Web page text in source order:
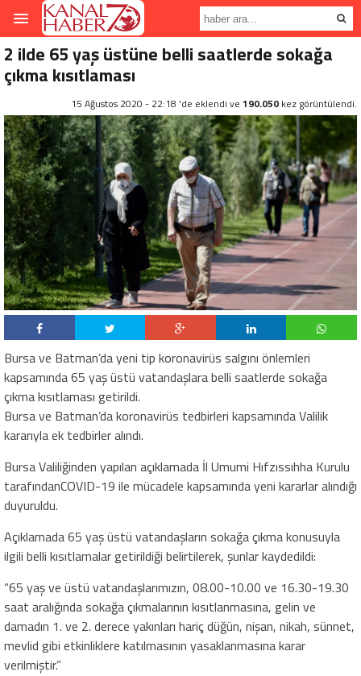
2 ilde 65 yaş üstüne belli saatlerde sokağa
çıkma kısıtlaması
15 Ağustos 2020 - 22:18 'de eklendi ve 190.050 kez görüntülendi.
Bursa ve Batman’da yeni tip koronavirüs salgını önlemleri
kapsamında 65 yaş üstü vatandaşlara belli saatlerde sokağa
çıkma kısıtlaması getirildi.
Bursa ve Batman’da koronavirüs tedbirleri kapsamında Valilik
kararıyla ek tedbirler alındı.
Bursa Valiliğinden yapılan açıklamada İl Umumi Hıfzıssıhha Kurulu
tarafındanCOVID-19 ile mücadele kapsamında yeni kararlar alındığı
duyuruldu.
Açıklamada 65 yaş üstü vatandaşların sokağa çıkma konusuyla
ilgili belli kısıtlamalar getirildiği belirtilerek, şunlar kaydedildi:
“65 yaş ve üstü vatandaşlarımızın, 08.00-10.00 ve 16.30-19.30
saat aralığında sokağa çıkmalarının kısıtlanmasına, gelin ve
damadın 1. ve 2. derece yakınları hariç düğün, nişan, nikah, sünnet,
mevlid gibi etkinliklere katılmasının yasaklanmasına karar
verilmiştir.”